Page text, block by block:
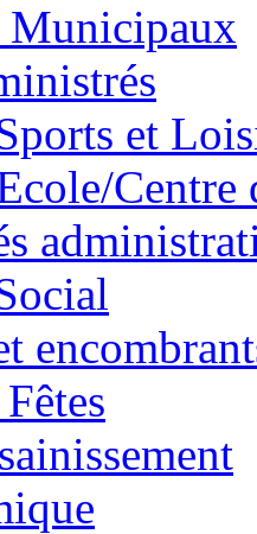
et
Centre